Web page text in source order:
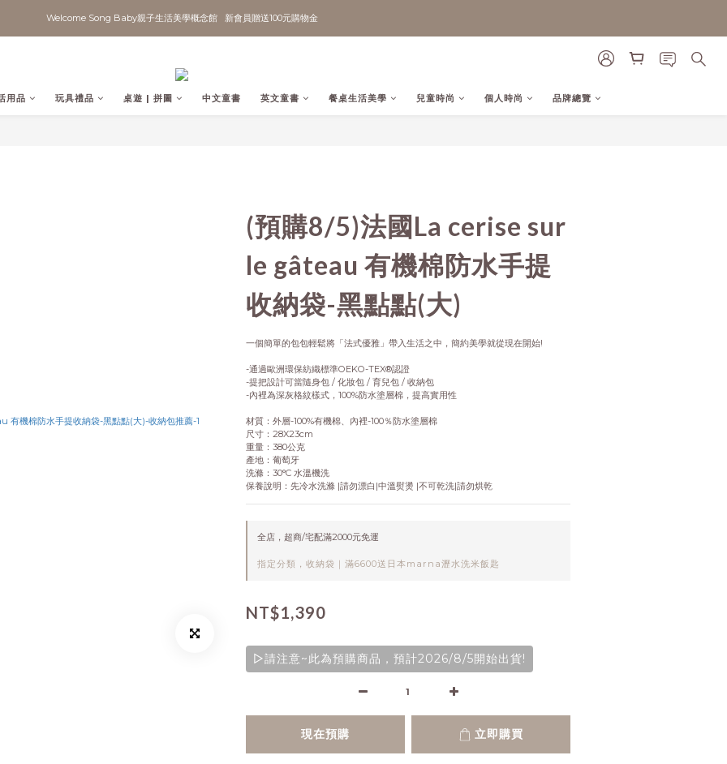
Welcome Song Baby親子生活美學概念館   新會員贈送100元購物金
用品 玩具禮品 桌遊 | 拼圖 中文童書 英文童書 餐桌生活美學 兒童時尚 個人時尚 品牌總覽
(預購8/5)法國La cerise sur
le gâteau 有機棉防水手提
收納袋-黑點點(大)
一個簡單的包包輕鬆將「法式優雅」帶入生活之中，簡約美學就從現在開始!
-通過歐洲環保紡織標準OEKO-TEX®認證
-提把設計可當隨身包 / 化妝包 / 育兒包 / 收納包
-內裡為深灰格紋樣式，100%防水塗層棉，提高實用性
材質：外層-100%有機棉、內裡-100％防水塗層棉
尺寸：28X23cm
重量：380公克
產地：葡萄牙
洗滌：30°C 水溫機洗
保養說明：先冷水洗滌 |請勿漂白|中溫熨燙 |不可乾洗|請勿烘乾
全店，超商/宅配滿2000元免運
指定分類，收納袋｜滿6600送日本marna瀝水洗米飯匙
NT$1,390
▷請注意~此為預購商品，預計2026/8/5開始出貨!
現在預購 立即購買